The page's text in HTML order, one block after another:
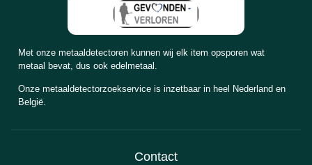
Met onze metaaldetectoren kunnen wij elk item opsporen wat
metaal bevat, dus ook edelmetaal.
Onze metaaldetectorzoekservice is inzetbaar in heel Nederland en
België.
Contact